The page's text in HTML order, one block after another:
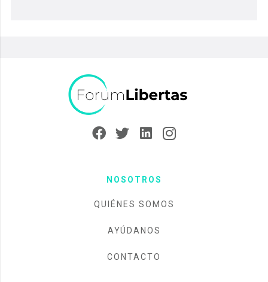
NOSOTROS
QUIÉNES SOMOS
AYÚDANOS
CONTACTO